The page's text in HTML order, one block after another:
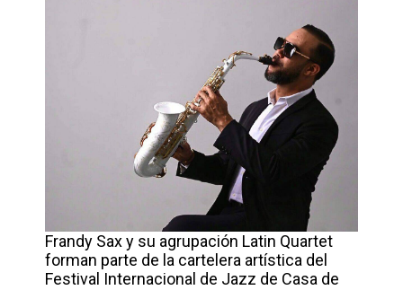
Frandy Sax y su agrupación Latin Quartet
forman parte de la cartelera artística del
Festival Internacional de Jazz de Casa de